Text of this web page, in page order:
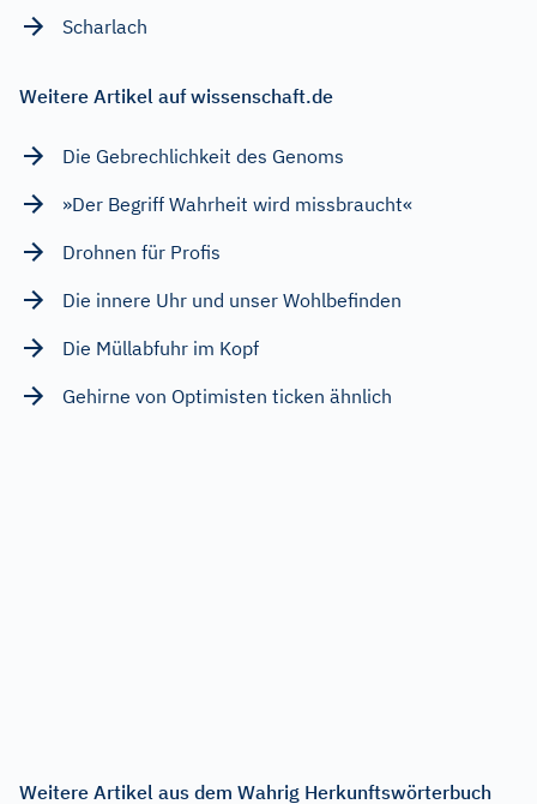
Scharlach
Weitere Artikel auf wissenschaft.de
Die Gebrechlichkeit des Genoms
»Der Begriff Wahrheit wird missbraucht«
Drohnen für Profis
Die innere Uhr und unser Wohlbefinden
Die Müllabfuhr im Kopf
Gehirne von Optimisten ticken ähnlich
Weitere Artikel aus dem Wahrig Herkunftswörterbuch